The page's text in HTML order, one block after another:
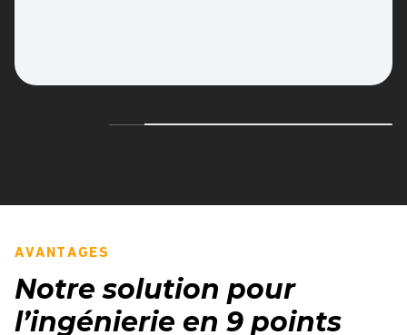
AVANTAGES
Notre solution pour
l’ingénierie en 9 points